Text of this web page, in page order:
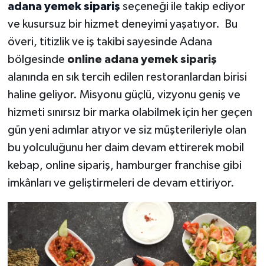
adana yemek sipariş seçeneği ile takip ediyor
ve kusursuz bir hizmet deneyimi yaşatıyor. Bu
överi, titizlik ve iş takibi sayesinde Adana
bölgesinde online adana yemek sipariş
alanında en sık tercih edilen restoranlardan birisi
haline geliyor. Misyonu güçlü, vizyonu geniş ve
hizmeti sınırsız bir marka olabilmek için her geçen
gün yeni adımlar atıyor ve siz müşterileriyle olan
bu yolculuğunu her daim devam ettirerek mobil
kebap, online sipariş, hamburger franchise gibi
imkânları ve geliştirmeleri de devam ettiriyor.